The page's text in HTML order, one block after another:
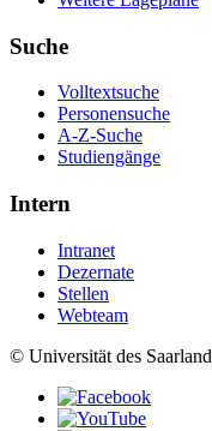
Suche
Volltextsuche
Personensuche
A-Z-Suche
Studiengänge
Intern
Intranet
Dezernate
Stellen
Webteam
© Universität des